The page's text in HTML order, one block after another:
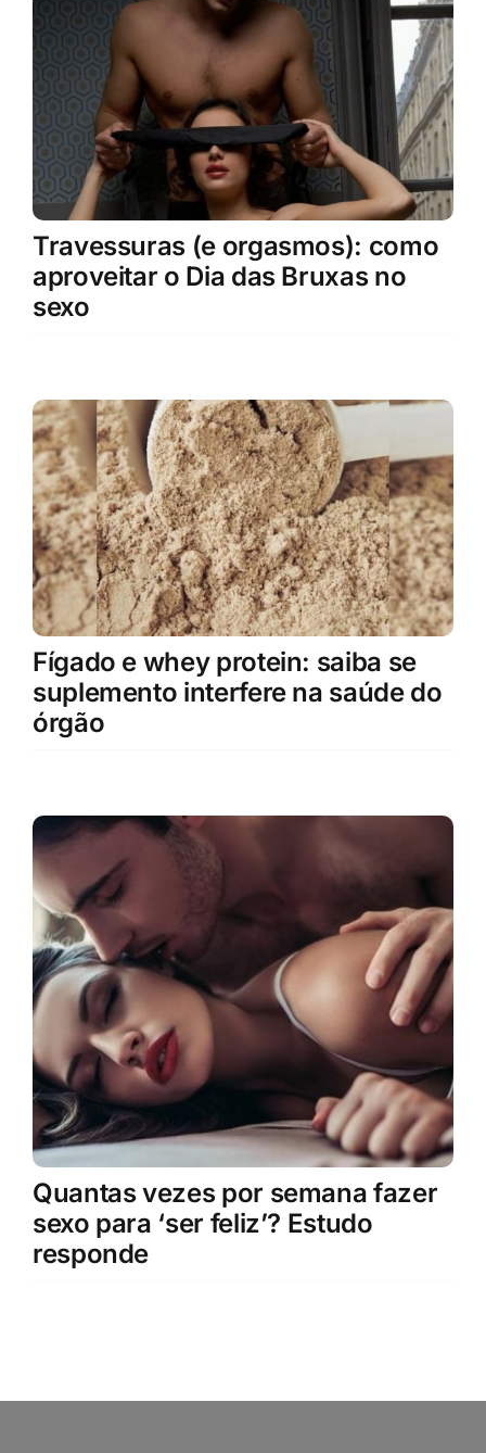
Travessuras (e orgasmos): como
aproveitar o Dia das Bruxas no
sexo
Fígado e whey protein: saiba se
suplemento interfere na saúde do
órgão
Quantas vezes por semana fazer
sexo para ‘ser feliz’? Estudo
responde